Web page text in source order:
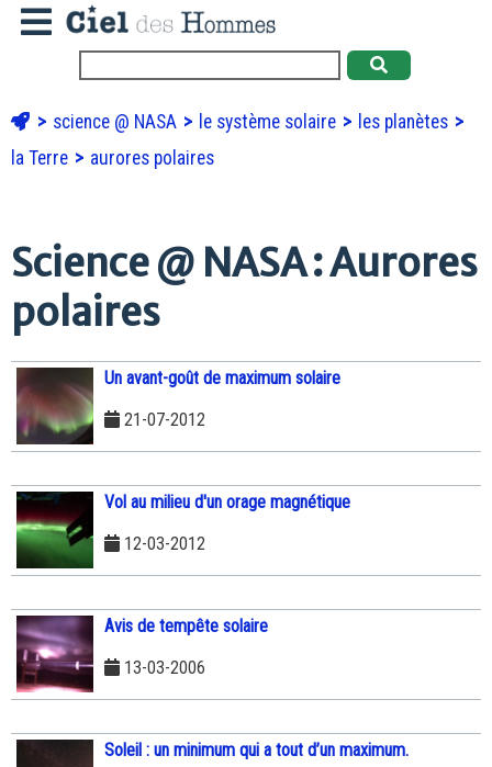
science @ NASA le système solaire
les planètes
la Terre
aurores polaires
Science @ NASA : Aurores
polaires
Un avant-goût de maximum solaire
21-07-2012
Vol au milieu d'un orage magnétique
12-03-2012
Avis de tempête solaire
13-03-2006
Soleil : un minimum qui a tout d’un maximum.